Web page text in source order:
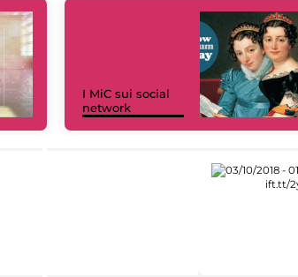
I MiC sui social
network